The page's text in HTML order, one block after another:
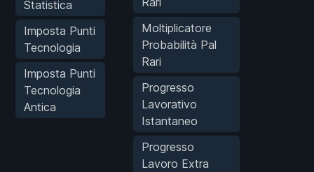
Statistica
Imposta Punti
Tecnologia
Imposta Punti
Tecnologia
Antica
Moltiplicatore
Probabilità Pal
Rari
Progresso
Lavorativo
Istantaneo
Progresso
Lavoro Extra